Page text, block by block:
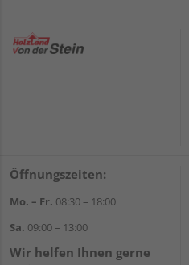
Öffnungszeiten:
Mo. – Fr. 08:30 – 18:00
Sa. 09:00 – 13:00
Wir helfen Ihnen gerne